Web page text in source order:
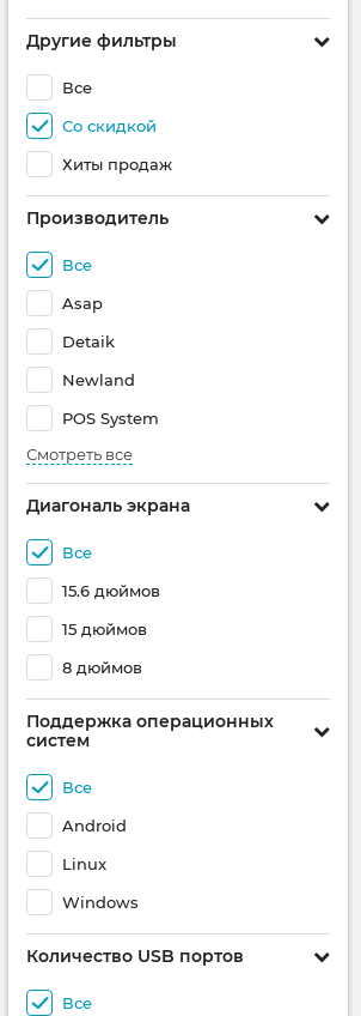
Другие фильтры
Все
Со скидкой
Хиты продаж
Производитель
Все
Asap
Detaik
Newland
POS System
Смотреть все
Диагональ экрана
Все
15.6 дюймов
15 дюймов
8 дюймов
Поддержка операционных
систем
Все
Android
Linux
Windows
Количество USB портов
Все